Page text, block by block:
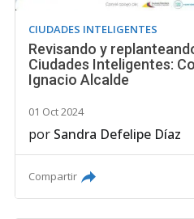
CIUDADES INTELIGENTES
Revisando y
Ciudades Inteligentes:
Ignacio Alcalde
01 Oct 2024
por Sandra Defelipe Díaz
Compartir